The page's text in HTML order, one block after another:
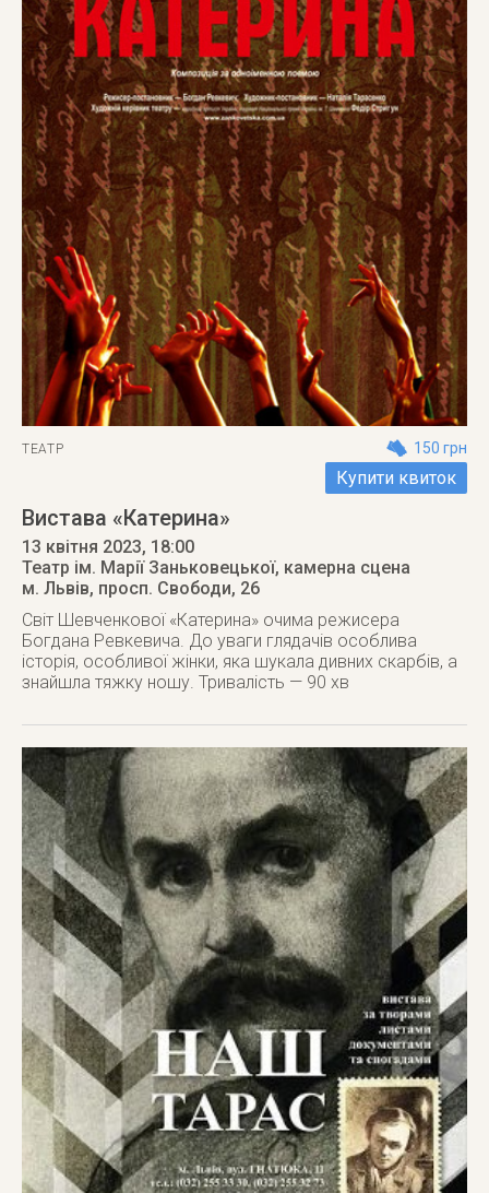
ТЕАТР 150 грн
Купити квиток
Вистава «Катерина»
13 квітня 2023, 18:00
Театр ім. Марії Заньковецької, камерна сцена
м. Львів, просп. Свободи, 26
Світ Шевченкової «Катерина» очима режисера
Богдана Ревкевича. До уваги глядачів особлива
історія, особливої жінки, яка шукала дивних скарбів, а
знайшла тяжку ношу. Тривалість — 90 хв